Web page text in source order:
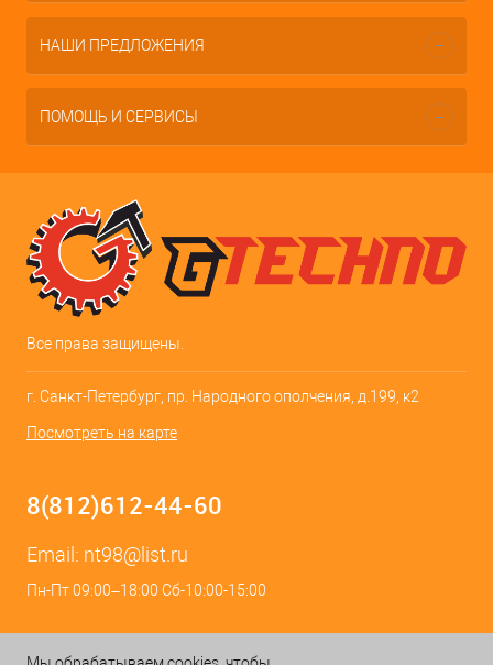
НАШИ ПРЕДЛОЖЕНИЯ
ПОМОЩЬ И СЕРВИСЫ
Все права защищены.
г. Санкт-Петербург, пр. Народного ополчения, д.199, к2
Посмотреть на карте
8(812)612-44-60
Email: nt98@list.ru
Пн-Пт 09:00–18:00 Сб-10:00-15:00